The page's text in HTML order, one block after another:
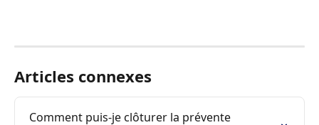
Articles connexes
Comment puis-je clôturer la prévente